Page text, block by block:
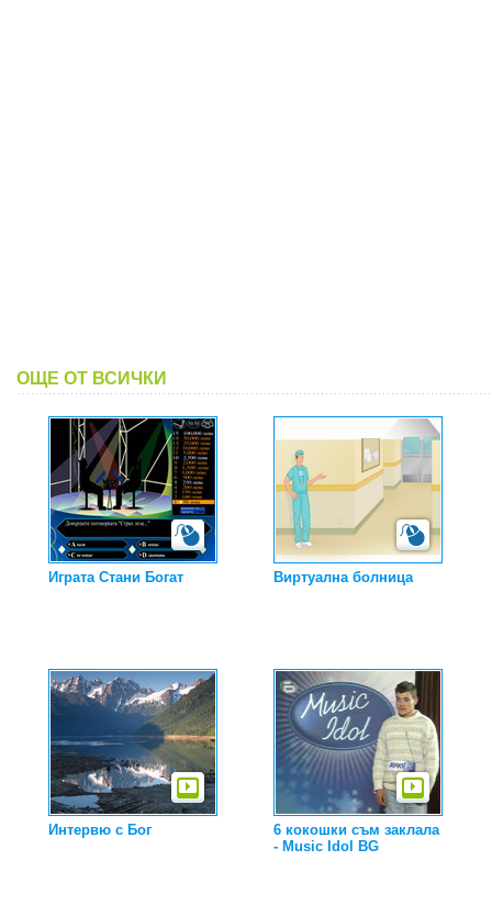
ОЩЕ ОТ ВСИЧКИ
Играта Стани Богат Виртуална болница
Интервю с Бог
6 кокошки съм заклала
- Music Idol BG